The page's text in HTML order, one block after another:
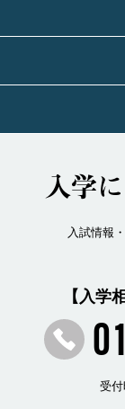
入学
入試情報
【入学
受